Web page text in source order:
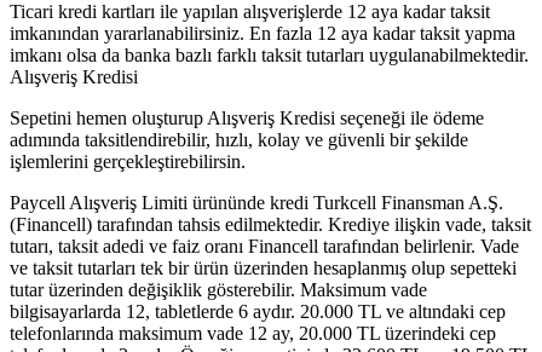
Ticari kredi kartları ile yapılan alışverişlerde 12 aya kadar taksit
imkanından yararlanabilirsiniz. En fazla 12 aya kadar taksit yapma
imkanı olsa da banka bazlı farklı taksit tutarları uygulanabilmektedir.
Alışveriş Kredisi
Sepetini hemen oluşturup Alışveriş Kredisi seçeneği ile ödeme
adımında taksitlendirebilir, hızlı, kolay ve güvenli bir şekilde
işlemlerini gerçekleştirebilirsin.
Paycell Alışveriş Limiti ürününde kredi Turkcell Finansman A.Ş.
(Financell) tarafından tahsis edilmektedir. Krediye ilişkin vade, taksit
tutarı, taksit adedi ve faiz oranı Financell tarafından belirlenir. Vade
ve taksit tutarları tek bir ürün üzerinden hesaplanmış olup sepetteki
tutar üzerinden değişiklik gösterebilir. Maksimum vade
bilgisayarlarda 12, tabletlerde 6 aydır. 20.000 TL ve altındaki cep
telefonlarında maksimum vade 12 ay, 20.000 TL üzerindeki cep